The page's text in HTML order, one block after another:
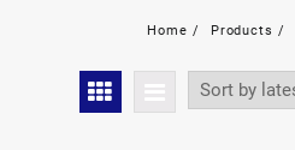
Home Products